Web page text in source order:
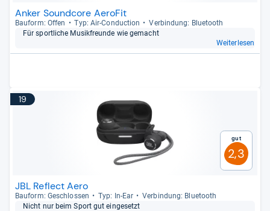
Anker Soundcore AeroFit
Bau­form: Offen Typ: Air-​Con­duc­tion
Ver­bin­dung: Blue­tooth
Für sport­li­che Musik­freunde wie gemacht
Weiterlesen
19
Gut
2,3
JBL Reflect Aero
Bau­form: Geschlos­sen Typ: In-​Ear
Ver­bin­dung: Blue­tooth
Nicht nur beim Sport gut ein­ge­setzt